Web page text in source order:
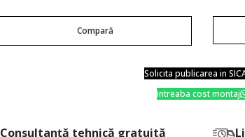
Compară
Solicita publicarea in
Intreaba cost montaj
Consultanţă tehnică gratuită